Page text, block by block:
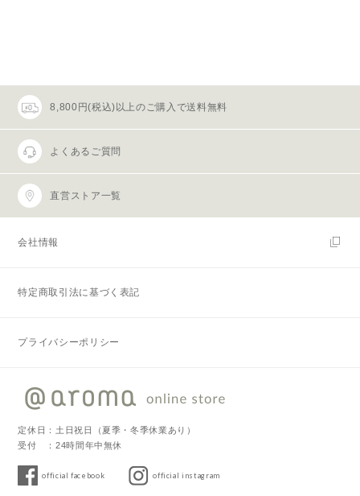
8,800円(税込)以上のご購入で送料無料
よくあるご質問
直営ストア一覧
会社情報
特定商取引法に基づく表記
プライバシーポリシー
定休日：土日祝日（夏季・冬季休業あり）
受付 ：24時間年中無休
official facebook official instagram